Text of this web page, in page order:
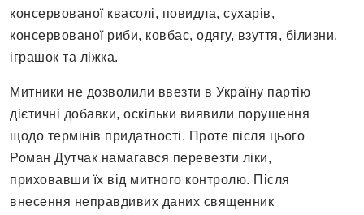
консервованої квасолі, повидла, сухарів,
консервованої риби, ковбас, одягу, взуття, білизни,
іграшок та ліжка.
Митники не дозволили ввезти в Україну партію
дієтичні добавки, оскільки виявили порушення
щодо термінів придатності. Проте після цього
Роман Дутчак намагався перевезти ліки,
приховавши їх від митного контролю. Після
внесення неправдивих даних священник